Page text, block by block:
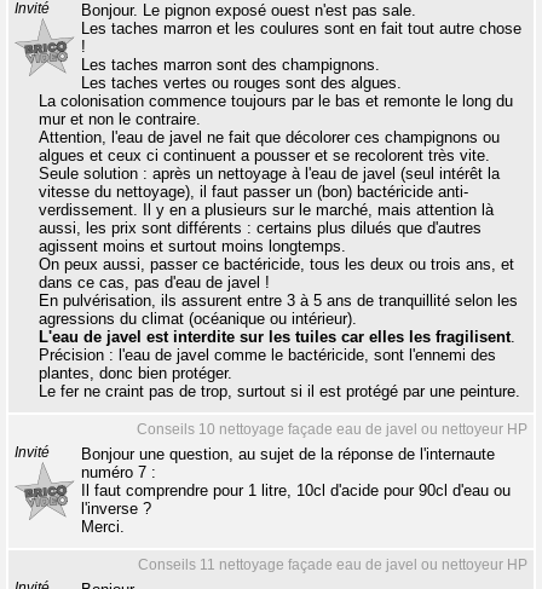
Invité
Bonjour. Le pignon exposé ouest n'est pas sale.
Les taches marron et les coulures sont en fait tout autre chose
!
Les taches marron sont des champignons.
Les taches vertes ou rouges sont des algues.
La colonisation commence toujours par le bas et remonte le long du
mur et non le contraire.
Attention, l'eau de javel ne fait que décolorer ces champignons ou
algues et ceux ci continuent a pousser et se recolorent très vite.
Seule solution : après un nettoyage à l'eau de javel (seul intérêt la
vitesse du nettoyage), il faut passer un (bon) bactéricide anti-
verdissement. Il y en a plusieurs sur le marché, mais attention là
aussi, les prix sont différents : certains plus dilués que d'autres
agissent moins et surtout moins longtemps.
On peux aussi, passer ce bactéricide, tous les deux ou trois ans, et
dans ce cas, pas d'eau de javel !
En pulvérisation, ils assurent entre 3 à 5 ans de tranquillité selon les
agressions du climat (océanique ou intérieur).
L'eau de javel est interdite sur les tuiles car elles les fragilisent.
Précision : l'eau de javel comme le bactéricide, sont l'ennemi des
plantes, donc bien protéger.
Le fer ne craint pas de trop, surtout si il est protégé par une peinture.
Conseils 10 nettoyage façade eau de javel ou nettoyeur HP
Invité
Bonjour une question, au sujet de la réponse de l'internaute
numéro 7 :
Il faut comprendre pour 1 litre, 10cl d'acide pour 90cl d'eau ou
l'inverse ?
Merci.
Conseils 11 nettoyage façade eau de javel ou nettoyeur HP